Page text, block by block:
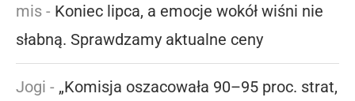
mis - Koniec lipca, a emocje wokół wiśni nie
słabną. Sprawdzamy aktualne ceny
Jogi - „Komisja oszacowała 90–95 proc. strat,